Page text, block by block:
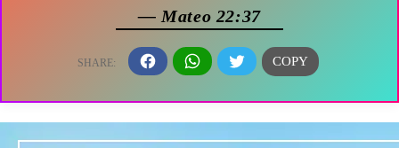
— Mateo 22:37